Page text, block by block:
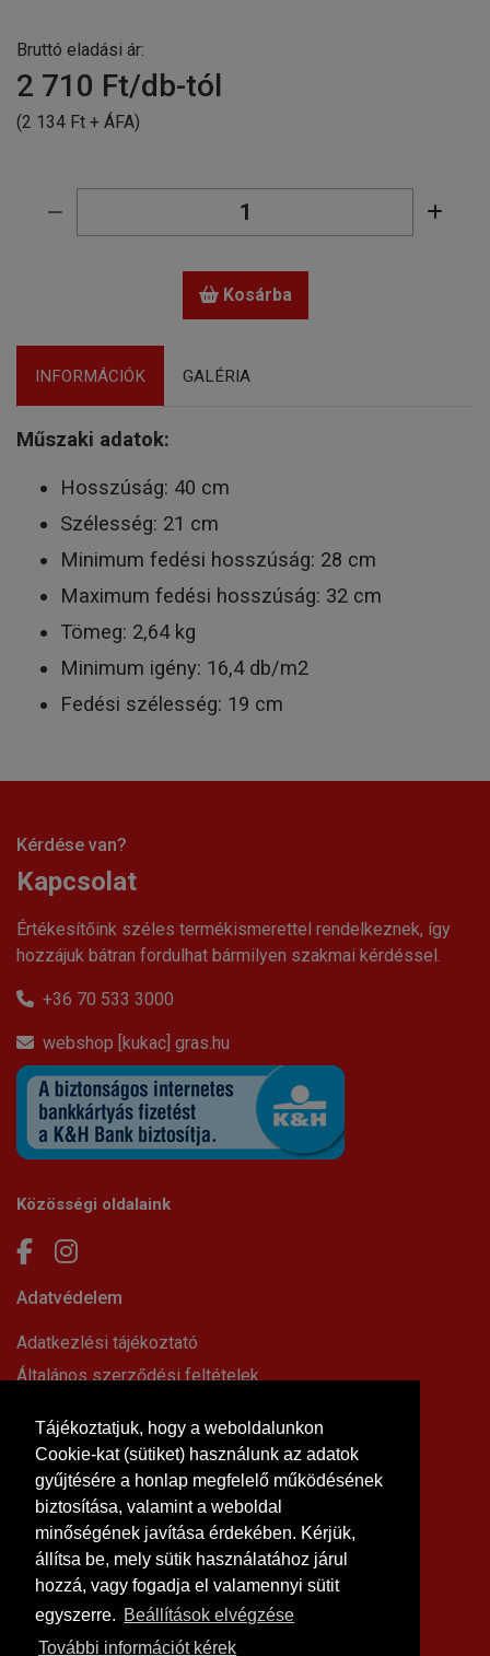
Tájékoztatjuk, hogy a weboldalunkon
Cookie-kat (sütiket) használunk az adatok
gyűjtésére a honlap megfelelő működésének
biztosítása, valamint a weboldal
minőségének javítása érdekében. Kérjük,
állítsa be, mely sütik használatához járul
hozzá, vagy fogadja el valamennyi sütit
egyszerre. Beállítások elvégzése
További információt kérek
Bruttó eladási ár:
2 710 Ft/db-tól
(2 134 Ft + ÁFA)
Kosárba
INFORMÁCIÓK GALÉRIA
Műszaki adatok:
Hosszúság: 40 cm
Szélesség: 21 cm
Minimum fedési hosszúság: 28 cm
Maximum fedési hosszúság: 32 cm
Tömeg: 2,64 kg
Minimum igény: 16,4 db/m2
Fedési szélesség: 19 cm
Kérdése van?
Kapcsolat
Értékesítőink széles termékismerettel rendelkeznek, így
hozzájuk bátran fordulhat bármilyen szakmai kérdéssel.
+36 70 533 3000
webshop [kukac] gras.hu
Közösségi oldalaink
Adatvédelem
Adatkezlési tájékoztató
Általános szerződési feltételek
Impresszum
Süti beállítások
Információk
Hírek, cikkek
Kapcsolat
Letölthető dokumentumok
Rólunk